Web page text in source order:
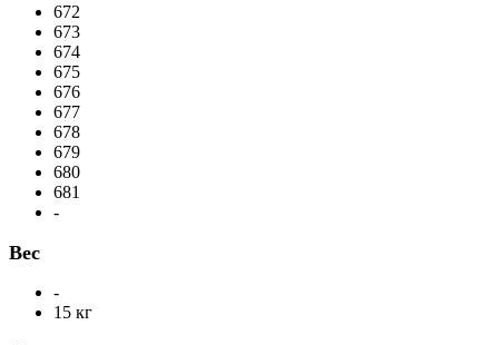
672
673
674
675
676
677
678
679
680
681
-
Вес
-
15 кг